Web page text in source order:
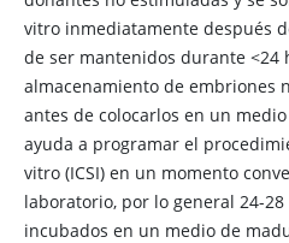
vitro inmediatamente después
de ser mantenidos durante <24
almacenamiento de embriones
antes de colocarlos en un
ayuda a programar el
vitro (ICSI) en un momento
laboratorio, por lo general 24-
incubados en un medio de